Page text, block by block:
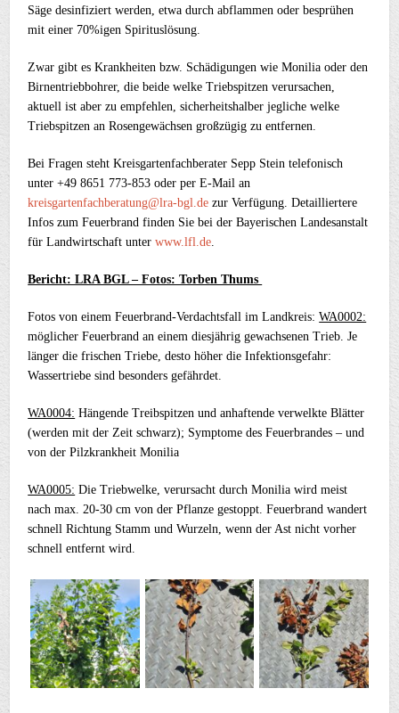
Säge desinfiziert werden, etwa durch abflammen oder besprühen
mit einer 70%igen Spirituslösung.
Zwar gibt es Krankheiten bzw. Schädigungen wie Monilia oder den
Birnentriebbohrer, die beide welke Triebspitzen verursachen,
aktuell ist aber zu empfehlen, sicherheitshalber jegliche welke
Triebspitzen an Rosengewächsen großzügig zu entfernen.
Bei Fragen steht Kreisgartenfachberater Sepp Stein telefonisch
unter +49 8651 773-853 oder per E-Mail an
kreisgartenfachberatung@lra-bgl.de zur Verfügung. Detailliertere
Infos zum Feuerbrand finden Sie bei der Bayerischen Landesanstalt
für Landwirtschaft unterwww.lfl.de
Bericht: LRA BGL – Fotos: Torben Thums
Fotos von einem Feuerbrand-Verdachtsfall im Landkreis:WA0002:
möglicher Feuerbrand an einem diesjährig gewachsenen Trieb. Je
länger die frischen Triebe, desto höher die Infektionsgefahr:
Wassertriebe sind besonders gefährdet.
WA0004: Hängende Treibspitzen und anhaftende verwelkte Blätter
(werden mit der Zeit schwarz); Symptome des Feuerbrandes – und
von der Pilzkrankheit Monilia
WA0005: Die Triebwelke, verursacht durch Monilia wird meist
nach max. 20-30 cm von der Pflanze gestoppt. Feuerbrand wandert
schnell Richtung Stamm und Wurzeln, wenn der Ast nicht vorher
schnell entfernt wird.